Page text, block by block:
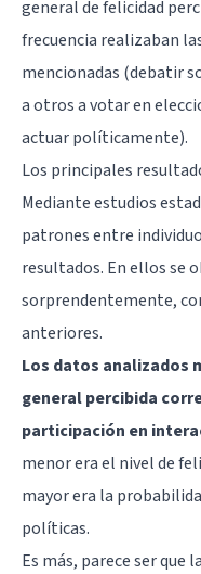
general de felicidad
frecuencia realizaban
mencionadas (debatir
a otros a votar en
actuar políticamente).
Los principales
Mediante estudios
patrones entre
resultados. En ellos se
sorprendentemente,
anteriores.
Los datos analizados
general percibida
participación en
menor era el nivel de
mayor era la
políticas.
Es más, parece ser que